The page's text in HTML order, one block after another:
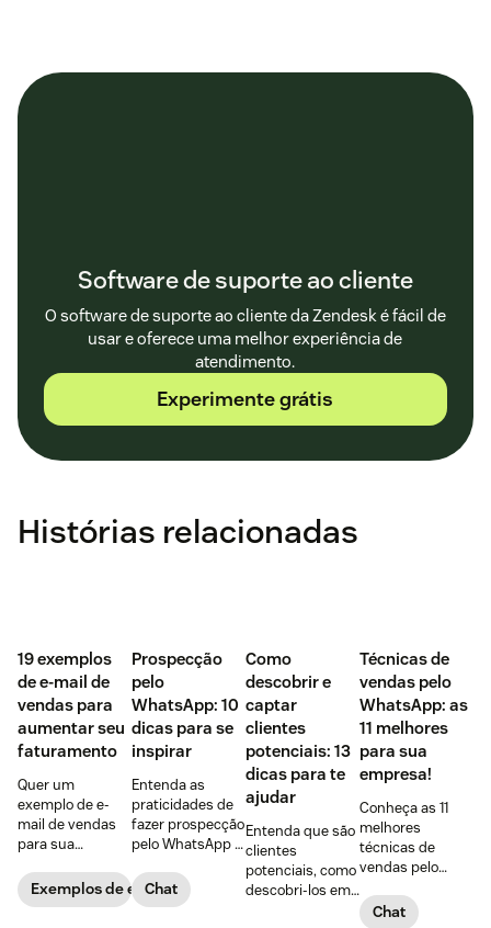
Software de suporte ao cliente
O software de suporte ao cliente da Zendesk é fácil de
usar e oferece uma melhor experiência de
atendimento.
Experimente grátis
Histórias relacionadas
‌19 exemplos
de e-mail de
vendas para
aumentar seu
faturamento
Quer um
exemplo de e-
mail de vendas
para sua
Confira 19
opções, incluindo
Exemplos de e-mails de vendas
Prospecção
pelo
WhatsApp: 10
dicas para se
inspirar
Entenda as
praticidades de
fazer prospecção
pelo WhatsApp +
PRÁTICAS para
começar agora
Chat
Como
descobrir e
captar
clientes
potenciais: 13
dicas para te
ajudar
Entenda que são
clientes
potenciais, como
descobri-los em
Técnicas de
vendas pelo
WhatsApp: as
11 melhores
para sua
empresa!
Conheça as 11
melhores
técnicas de
vendas pelo
vantagens de
Chat